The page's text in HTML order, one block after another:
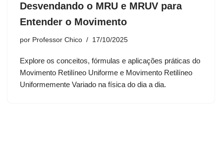
Desvendando o MRU e MRUV para
Entender o Movimento
por Professor Chico 17/10/2025
Explore os conceitos, fórmulas e aplicações práticas do
Movimento Retilíneo Uniforme e Movimento Retilíneo
Uniformemente Variado na física do dia a dia.